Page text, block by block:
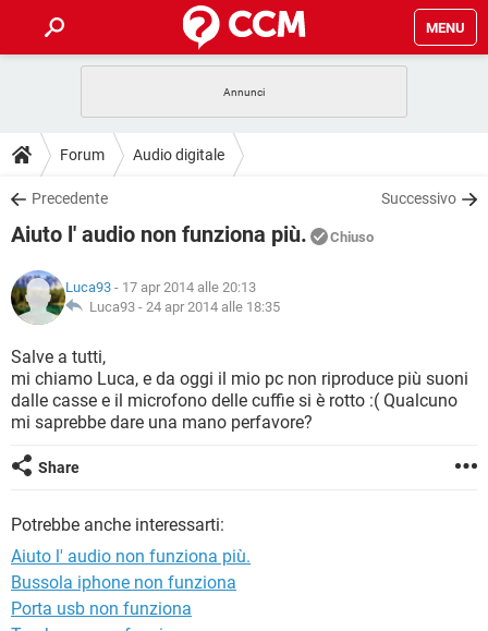
MENU
INTRATTENIMENTO
iOS
INSTAGRAM WHATSAPP
TIKTOK
HARDWARE
GUIDE
COVID-19
INSTAGRAM
TIKTOK
HARDWARE
DOWNLOAD
COVID-19 GAMING
INTRATTENIMENTO
iOS WINDOWS 10
INSTAGRAM
TIKTOK FACEBOOK
HARDWARE
COVID-19
INTRATTENIMENTO
iOS
INSTAGRAM WHATSAPP
HARDWARE
GLOSSARIO
COVID-19
INTRATTENIMENTO ANDROID
iOS WINDOWS 10
INSTAGRAM
HARDWARE
Forum Audio digitale
Precedente Successivo
Aiuto l' audio non funziona più. Chiuso
Luca93 - 17 apr 2014 alle 20:13
Luca93 - 24 apr 2014 alle 18:35
Salve a tutti,
mi chiamo Luca, e da oggi il mio pc non riproduce più suoni
dalle casse e il microfono delle cuffie si è rotto :( Qualcuno
mi saprebbe dare una mano perfavore?
Share
Potrebbe anche interessarti:
Aiuto l' audio non funziona più.
Bussola iphone non funziona
Porta usb non funziona